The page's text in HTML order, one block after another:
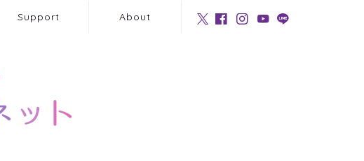
Support About